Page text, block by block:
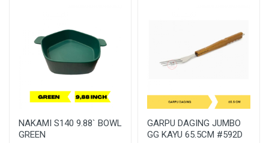
NAKAMI S140 9.88` BOWL
GREEN
GARPU DAGING JUMBO
GG KAYU 65.5CM #592D